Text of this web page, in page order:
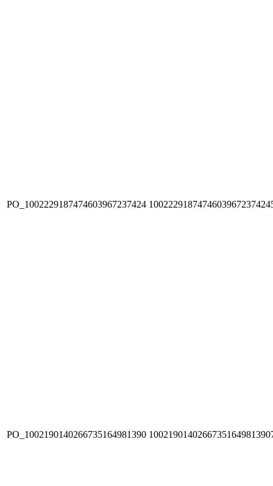
PO_1002229187474603967237424
PO_1002190140266735164981390